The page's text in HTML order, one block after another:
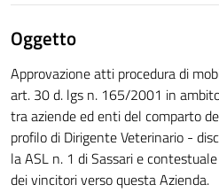
Oggetto
Approvazione atti procedura di
art. 30 d. lgs n. 165/2001 in
tra aziende ed enti del comparto
profilo di Dirigente Veterinario -
la ASL n. 1 di Sassari e
dei vincitori verso questa Azienda.